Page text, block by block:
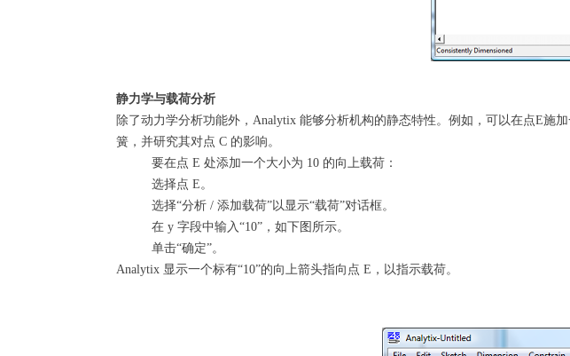
静力学与载荷分析
除了动力学分析功能外，Analytix 能够分析机构的静态特性。例如，可以在点E施
簧，并研究其对点 C 的影响。
要在点 E 处添加一个大小为 10 的向上载荷：
选择点 E。
选择“分析 / 添加载荷”以显示“载荷”对话框。
在 y 字段中输入“10”，如下图所示。
单击“确定”。
Analytix 显示一个标有“10”的向上箭头指向点 E，以指示载荷。